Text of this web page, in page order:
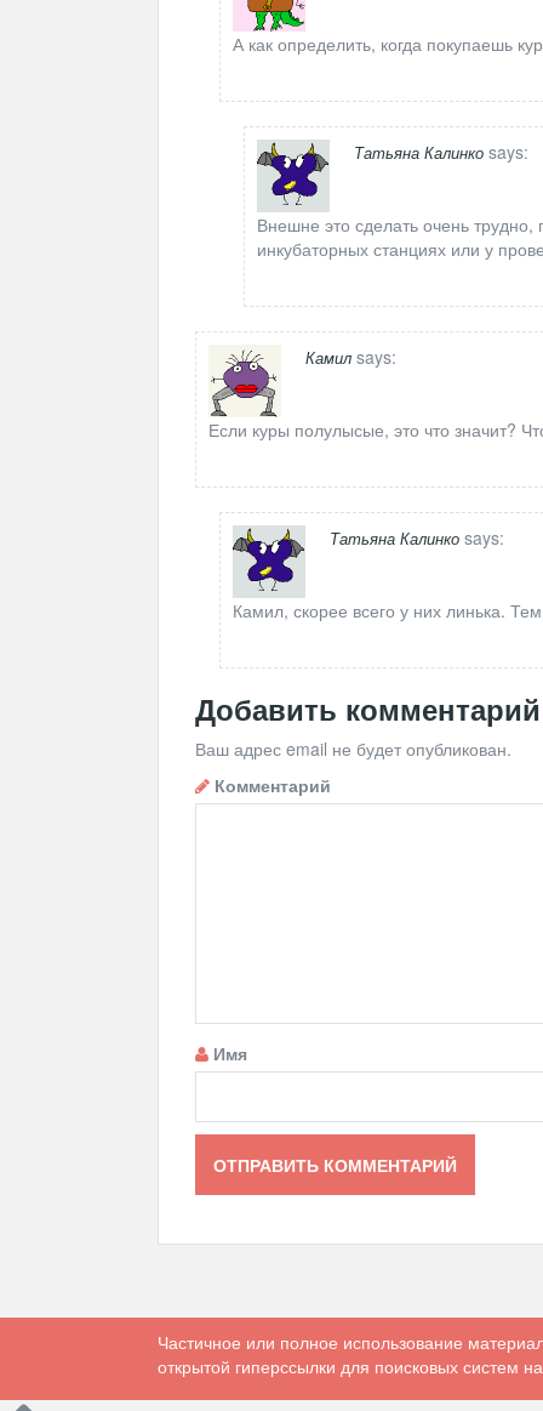
А как определить, когда покупаешь
Татьяна Калинко says:
Внешне это сделать очень трудно,
инкубаторных станциях или у
Камил says:
Если куры полулысые, это что значит?
Татьяна Калинко says:
Камил, скорее всего у них линька.
Добавить комментарий
Ваш адрес email не будет опубликован.
Комментарий
Имя
Частичное или полное использование
открытой гиперссылки для поисковых систем